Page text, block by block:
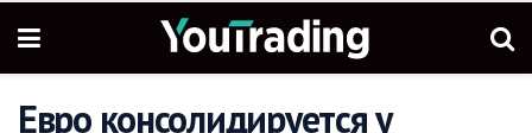
Евро консолидируется у